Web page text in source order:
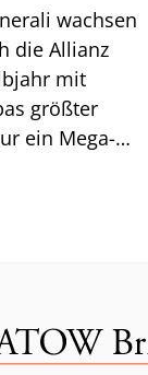
wachsen
die Allianz
mit
größter
ein Mega-